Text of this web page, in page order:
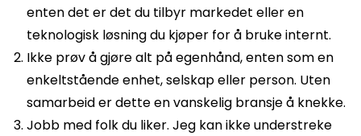
enten det er det du tilbyr markedet eller en
teknologisk løsning du kjøper for å bruke internt.
Ikke prøv å gjøre alt på egenhånd, enten som en
enkeltstående enhet, selskap eller person. Uten
samarbeid er dette en vanskelig bransje å knekke.
Jobb med folk du liker. Jeg kan ikke understreke